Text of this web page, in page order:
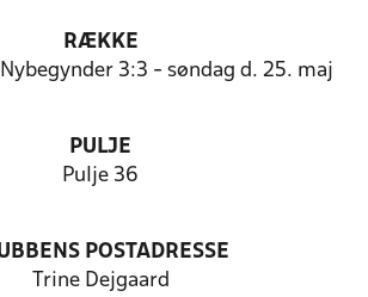
RÆKKE
3:3 - søndag d. 25. maj
PULJE
Pulje 36
POSTADRESSE
Trine Dejgaard